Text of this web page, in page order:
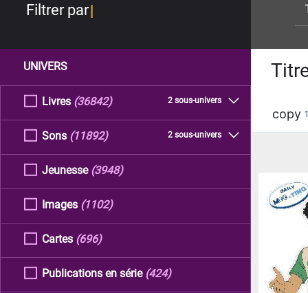
Filtrer par
UNIVERS
Livres 2 sous-univers
(36842)
Sons 2 sous-univers
(11892)
Jeunesse (3948)
Images (1102)
Cartes (696)
Publications en série (424)
copy